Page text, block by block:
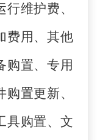
维护费、
费用、其他
购置、专用
置更新、
具购置、文